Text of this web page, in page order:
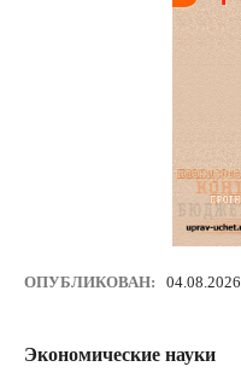
ОПУБЛИКОВАН: 04.08.2026
Экономические науки